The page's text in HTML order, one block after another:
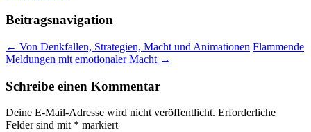
Beitragsnavigation
← Von Denkfallen, Strategien, Macht und Animationen Flammende
Meldungen mit emotionaler Macht →
Schreibe einen Kommentar
Deine E-Mail-Adresse wird nicht veröffentlicht. Erforderliche
Felder sind mit * markiert